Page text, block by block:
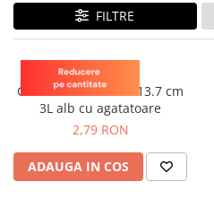
Dovleac
Dovlecel
Mazare
Pepene galben
FILTRE
Teku
Ghiveci rotund 21 x 13.7 cm
3L alb cu agatatoare
2,79 RON
ADAUGA IN COS